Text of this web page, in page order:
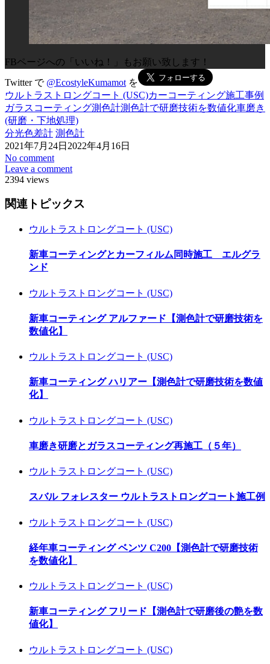
FBページへの「いいね！」もお願い致します！
Twitter で @EcostyleKumamot を
ウルトラストロングコート (USC)カーコーティング施工事例
ガラスコーティング測色計測色計で研磨技術を数値化車磨き
(研磨・下地処理)
分光色差計 測色計
2021年7月24日 2022年4月16日
No comment
Leave a comment
2394 views
関連トピックス
ウルトラストロングコート (USC)
新車コーティングとカーフィルム同時施工 エルグラ
ンド
ウルトラストロングコート (USC)
新車コーティング アルファード【測色計で研磨技術を
数値化】
ウルトラストロングコート (USC)
新車コーティング ハリアー【測色計で研磨技術を数値
化】
ウルトラストロングコート (USC)
車磨き研磨とガラスコーティング再施工（５年）
ウルトラストロングコート (USC)
スバル フォレスター ウルトラストロングコート施工例
ウルトラストロングコート (USC)
経年車コーティング ベンツ C200【測色計で研磨技術
を数値化】
ウルトラストロングコート (USC)
新車コーティング フリード【測色計で研磨後の艶を数
値化】
ウルトラストロングコート (USC)